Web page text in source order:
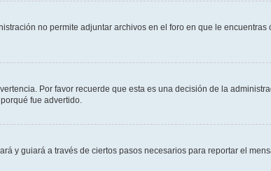
no permite adjuntar archivos en el foro en que le encuentras
Por favor recuerde que esta es una decisión de la
fue advertido.
y guiará a través de ciertos pasos necesarios para reportar el